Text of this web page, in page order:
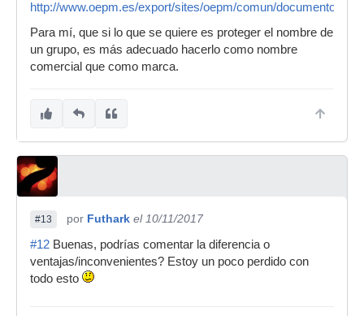
http://www.oepm.es/export/sites/oepm/comun/
Para mí, que si lo que se quiere es proteger el nombre de
un grupo, es más adecuado hacerlo como nombre
comercial que como marca.
#13 por Futhark el 10/11/2017
#12 Buenas, podrías comentar la diferencia o
ventajas/inconvenientes? Estoy un poco perdido con
todo esto